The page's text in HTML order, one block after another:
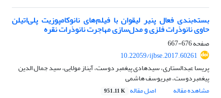
بسته‌بندی فعال پنیر لیقوان با فیلم‌های نانوکامپوزیت پلی‌اتیلن
حاوی نانوذرات فلزی و مدل‌سازی مهاجرت نانوذرات نقره
صفحه676-667
10.22059/ijbse.2017.60261
پریسا عبدالستاری، سیدهادی پیغمبر دوست، آیناز مولایی، سید جمال الدین
پیغمبردوست، میریوسف هاشمی
مشاهده مقاله
اصل مقاله 951.11 K